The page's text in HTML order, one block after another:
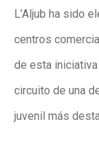
L’Aljub ha sido
centros
de esta
circuito de una
juvenil más